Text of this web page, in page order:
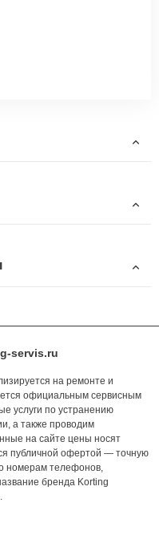
servis.ru
на ремонте и
официальным сервисным
услуги по устранению
а также проводим
на сайте цены носят
публичной офертой — точную
номерам телефонов,
бренда Korting